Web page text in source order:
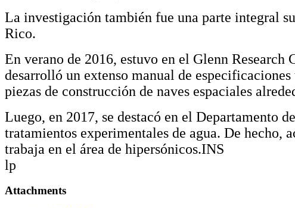
La investigación también fue una parte integral
Rico.
En verano de 2016, estuvo en el Glenn
desarrolló un extenso manual de
piezas de construcción de naves espaciales
Luego, en 2017, se destacó en el Departamento
tratamientos experimentales de agua. De hecho,
trabaja en el área de hipersónicos.INS
lp
Attachments